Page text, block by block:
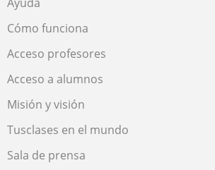
Cómo funciona
Acceso profesores
Acceso a alumnos
Misión y visión
Tusclases en el mundo
Sala de prensa